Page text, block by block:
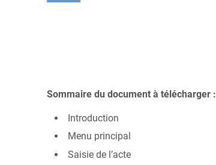
Sommaire du document à télécharger :
Introduction
Menu principal
Saisie de l’acte